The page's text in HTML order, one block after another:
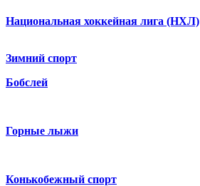
Национальная хоккейная лига (НХЛ)
Зимний спорт
Бобслей
Горные лыжи
Конькобежный спорт